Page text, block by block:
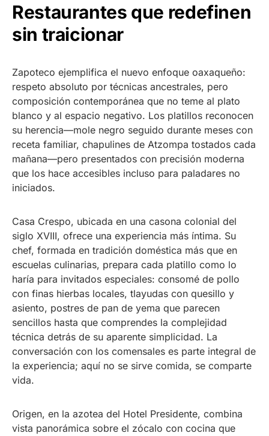
Restaurantes que redefinen
sin traicionar
Zapoteco ejemplifica el nuevo enfoque oaxaqueño:
respeto absoluto por técnicas ancestrales, pero
composición contemporánea que no teme al plato
blanco y al espacio negativo. Los platillos reconocen
su herencia—mole negro seguido durante meses con
receta familiar, chapulines de Atzompa tostados cada
mañana—pero presentados con precisión moderna
que los hace accesibles incluso para paladares no
iniciados.
Casa Crespo, ubicada en una casona colonial del
siglo XVIII, ofrece una experiencia más íntima. Su
chef, formada en tradición doméstica más que en
escuelas culinarias, prepara cada platillo como lo
haría para invitados especiales: consomé de pollo
con finas hierbas locales, tlayudas con quesillo y
asiento, postres de pan de yema que parecen
sencillos hasta que comprendes la complejidad
técnica detrás de su aparente simplicidad. La
conversación con los comensales es parte integral de
la experiencia; aquí no se sirve comida, se comparte
vida.
Origen, en la azotea del Hotel Presidente, combina
vista panorámica sobre el zócalo con cocina que